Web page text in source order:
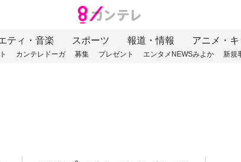
ティ・音楽 スポーツ 報道・情報 アニメ・
カンテレドーガ 募集 プレゼント エンタメNEWSみよか 新規